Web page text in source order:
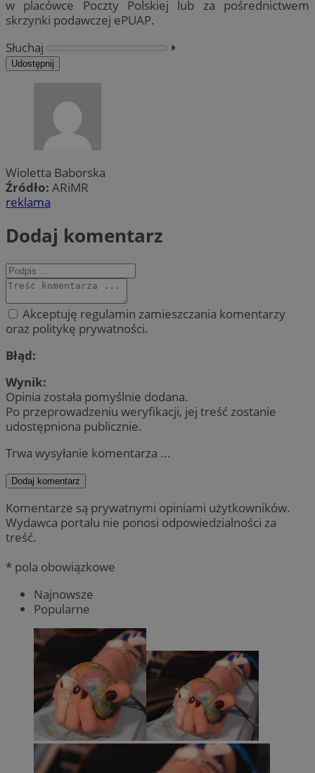
w placówce Poczty Polskiej lub za pośrednictwem
skrzynki podawczej ePUAP.
Słuchaj
⏵︎
Udostępnij
Wioletta Baborska
Źródło: ARiMR
reklama
Dodaj komentarz
Akceptuję regulamin zamieszczania komentarzy
oraz politykę prywatności.
Błąd:
Wynik:
Opinia została pomyślnie dodana.
Po przeprowadzeniu weryfikacji, jej treść zostanie
udostępniona publicznie.
Trwa wysyłanie komentarza ...
Dodaj komentarz
Komentarze są prywatnymi opiniami użytkowników.
Wydawca portalu nie ponosi odpowiedzialności za
treść.
* pola obowiązkowe
Najnowsze
Popularne